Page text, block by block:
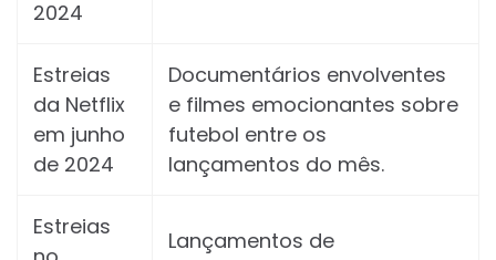
2024
Estreias
da Netflix
em junho
de 2024
Documentários envolventes
e filmes emocionantes sobre
futebol entre os
lançamentos do mês.
Estreias
Lançamentos de